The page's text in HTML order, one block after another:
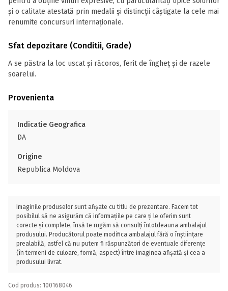
și o calitate atestată prin medalii și distincții câștigate la cele mai
renumite concursuri internaționale.
Sfat depozitare (Conditii, Grade)
A se păstra la loc uscat și răcoros, ferit de îngheț și de razele
soarelui.
Provenienta
Indicatie Geografica
DA
Origine
Republica Moldova
Imaginile produselor sunt afișate cu titlu de prezentare. Facem tot
posibilul să ne asigurăm că informațiile pe care ți le oferim sunt
corecte și complete, însă te rugăm să consulți întotdeauna ambalajul
produsului. Producătorul poate modifica ambalajul fără o înștiințare
prealabilă, astfel că nu putem fi răspunzători de eventuale diferențe
(în termeni de culoare, formă, aspect) între imaginea afișată și cea a
produsului livrat.
Cod produs: 100168046